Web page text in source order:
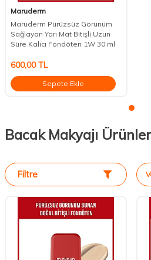
Maruderm
Maruderm Pürüzsüz Görünüm
Sağlayan Yarı Mat Bitişli Uzun
Süre Kalıcı Fondöten 1W 30 ml
600,00TL
Sepete Ekle
Bacak Makyajı
Filtre